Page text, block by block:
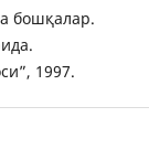
бошқалар.
1997.